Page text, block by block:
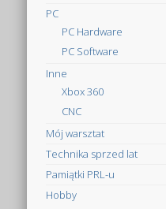
PC
PC Hardware
PC Software
Inne
Xbox 360
CNC
Mój warsztat
Technika sprzed lat
Pamiątki PRL-u
Hobby